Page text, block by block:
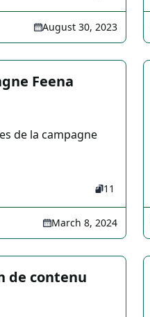
August 30, 2023
Feena
de la campagne
11
March 8, 2024
de contenu